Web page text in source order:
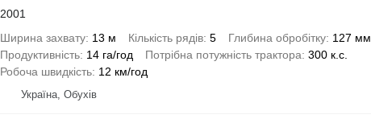
2001
Ширина захвату 13 м Кількість рядів 5 Глибина обробітку 127 мм
Продуктивність 14 га/год Потрібна потужність трактора 300 к.с.
Робоча швидкість 12 км/год
Україна, Обухів